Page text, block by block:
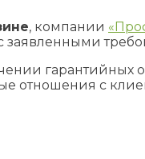
, компании
заявленными
гарантийных
отношения с